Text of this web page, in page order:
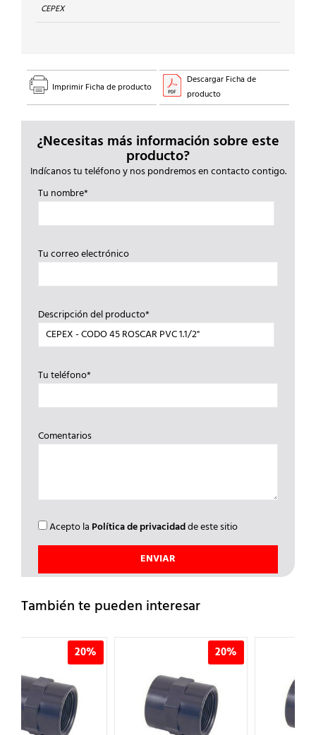
CEPEX
Imprimir Ficha de producto
Descargar Ficha de
producto
¿Necesitas más información sobre este
producto?
Indícanos tu teléfono y nos pondremos en contacto contigo.
Tu nombre*
Tu correo electrónico
Descripción del producto*
Tu teléfono*
Comentarios
Acepto la Política de privacidadde este sitio
También te pueden interesar